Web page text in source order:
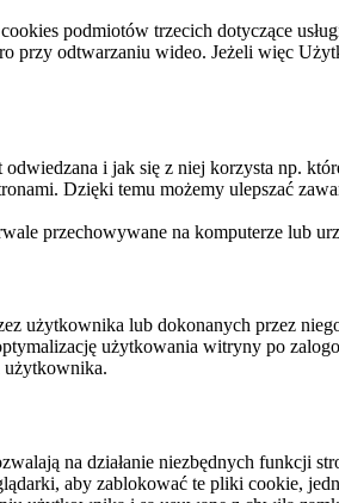
podmiotów trzecich dotyczące
przy odtwarzaniu wideo. Jeżeli więc
i jak się z niej korzysta np.
Dzięki temu możemy ulepszać
przechowywane na komputerze lub
użytkownika lub dokonanych przez
użytkowania witryny po
użytkownika.
na działanie niezbędnych funkcji
aby zablokować te pliki cookie,